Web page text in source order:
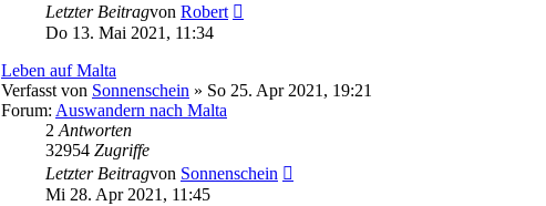
Letzter Beitragvon Robert
Do 13. Mai 2021, 11:34
Leben auf Malta
Verfasst von Sonnenschein » So 25. Apr 2021, 19:21
Forum: Auswandern nach Malta
2Antworten
32954 Zugriffe
Letzter Beitragvon Sonnenschein
Mi 28. Apr 2021, 11:45